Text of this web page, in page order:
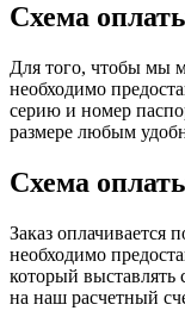
Схема
Для того, чтобы мы
необходимо
серию и номер
размере любым
Схема
Заказ оплачивается
необходимо
который выставлять
на наш расчетный